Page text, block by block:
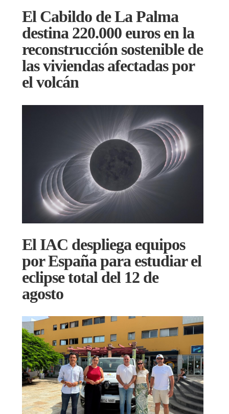
El Cabildo de La Palma
destina 220.000 euros en la
reconstrucción sostenible de
las viviendas afectadas por
el volcán
El IAC despliega equipos
por España para estudiar el
eclipse total del 12 de
agosto